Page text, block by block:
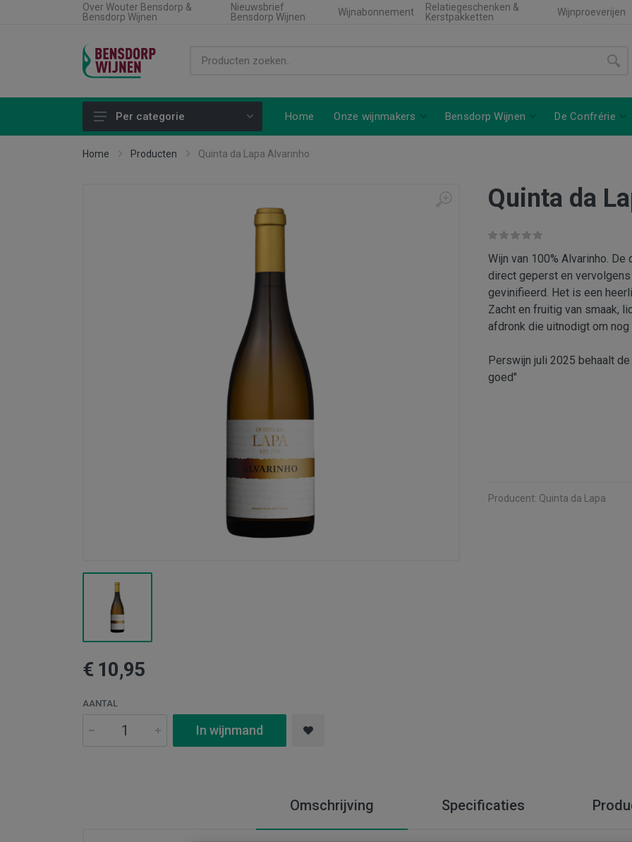
Over Wouter Bensdorp &
Bensdorp Wijnen
Nieuwsbrief
Bensdorp Wijnen
Wijnabonnement
Relatiegeschenken &
Kerstpakketten
Wijnproeverijen
Alle producten
Per categorie Home Onze wijnmakers Bensdorp Wijnen De Confrérie
Home Producten Quinta da Lapa Alvarinho
Quinta da
Wijn van 100% Alvarinho.
direct geperst en
gevinifieerd. Het is een
Zacht en fruitig van smaak,
afdronk die uitnodigt om
Perswijn juli 2025 behaalt
goed"
Producent: Quinta da Lapa
€ 10,95
AANTAL
In wijnmand
Omschrijving Specificaties